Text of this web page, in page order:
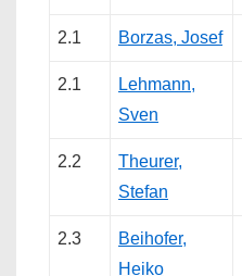
2.1 Borzas, Josef
2.1
Lehmann,
Sven
2.2
Theurer,
Stefan
2.3
Beihofer,
Heiko